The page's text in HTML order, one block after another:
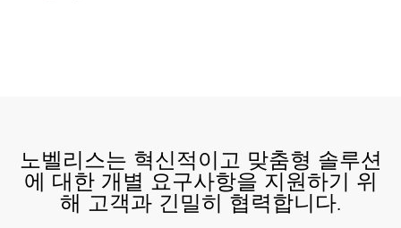
노벨리스는 혁신적이고 맞춤형 솔루션
에 대한 개별 요구사항을 지원하기 위
해 고객과 긴밀히 협력합니다.